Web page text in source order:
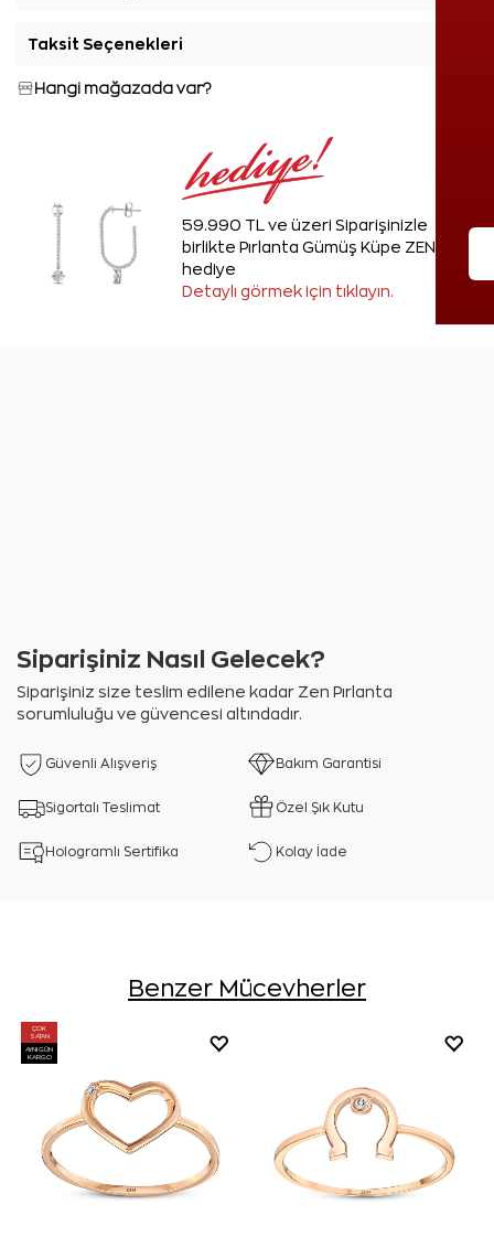
Taksit Seçenekleri
Hangi mağazada var?
59.990 TL ve üzeri Siparişinizle
birlikte Pırlanta Gümüş Küpe ZEN'den
hediye
Detaylı görmek için tıklayın.
Siparişiniz Nasıl Gelecek?
Siparişiniz size teslim edilene kadar Zen Pırlanta
sorumluluğu ve güvencesi altındadır.
Güvenli Alışveriş Bakım Garantisi
Sigortalı Teslimat Özel Şık Kutu
Hologramlı Sertifika Kolay İade
Benzer Mücevherler
ÇOK
SATAN
AYNI GÜN
KARGO